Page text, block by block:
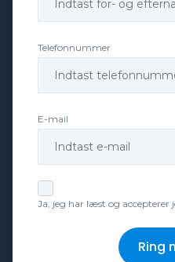
ESP
fjernlysassistent
fuld LED forlygter
højdejusterbare
Telefonnummer
E-mail
Ja, jeg har læst og accepterer
Ring